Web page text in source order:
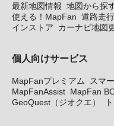
最新地図情報 地図から探
使える！MapFan 道路走
インストア
カーナビ地図
個人向けサービス
MapFanプレミアム
スマ
MapFanAssist MapFan
GeoQuest（ジオクエ）